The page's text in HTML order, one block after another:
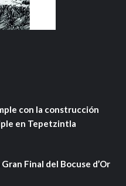
con la construcción
en Tepetzintla
Final del Bocuse d’Or